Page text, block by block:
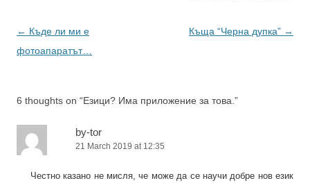
Важното е,…
Post
navigation
← Къде ли ми е
фотоапаратът…
Къща “Черна дупка” →
6 thoughts on “Езици? Има приложение за това. ”
by-tor
21 March 2019 at 12:35
Честно казано не мисля, че може да се научи добре нов език